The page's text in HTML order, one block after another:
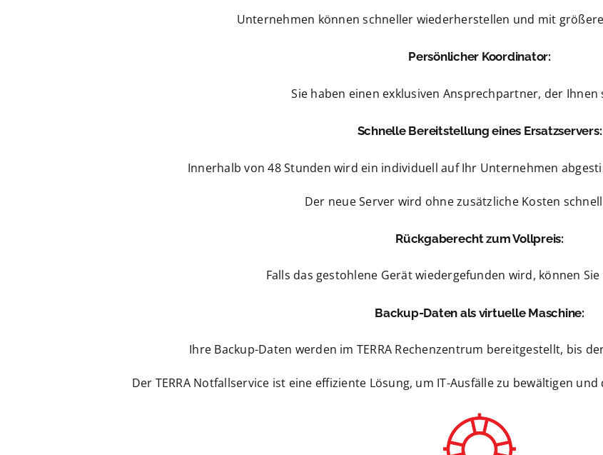
Unternehmen können schneller wiederherstellen und mit
Persönlicher Koordinator:
Sie haben einen exklusiven Ansprechpartner, der Ihnen
Schnelle Bereitstellung eines Ersatzservers:
Innerhalb von 48 Stunden wird ein individuell auf Ihr Unternehmen
Der neue Server wird ohne zusätzliche Kosten
Rückgaberecht zum Vollpreis:
Falls das gestohlene Gerät wiedergefunden wird, können
Backup-Daten als virtuelle Maschine:
Ihre Backup-Daten werden im TERRA Rechenzentrum bereitgestellt, bis
Der TERRA Notfallservice ist eine effiziente Lösung, um IT-Ausfälle zu bewältigen